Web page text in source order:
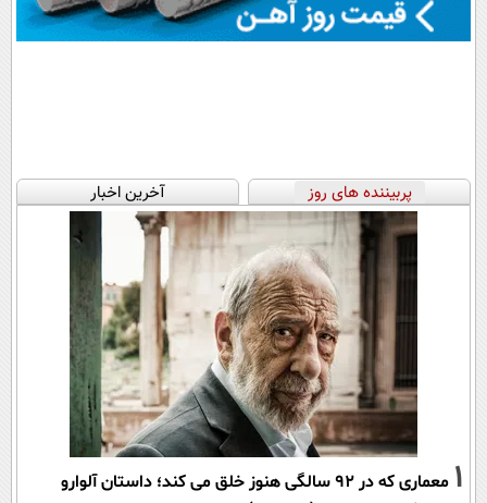
پربیننده های روز آخرین اخبار
1
معماری که در 92 سالگی هنوز خلق می کند؛ داستان آلوارو